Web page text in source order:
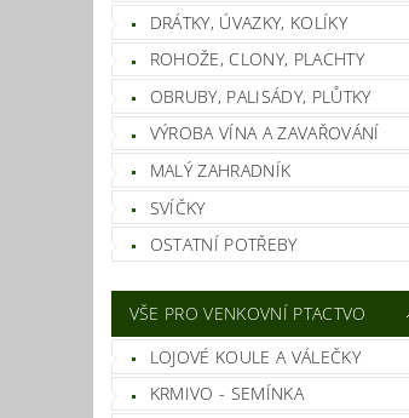
DRÁTKY, ÚVAZKY, KOLÍKY
ROHOŽE, CLONY, PLACHTY
OBRUBY, PALISÁDY, PLŮTKY
VÝROBA VÍNA A ZAVAŘOVÁNÍ
MALÝ ZAHRADNÍK
SVÍČKY
OSTATNÍ POTŘEBY
VŠE PRO VENKOVNÍ PTACTVO
LOJOVÉ KOULE A VÁLEČKY
KRMIVO - SEMÍNKA